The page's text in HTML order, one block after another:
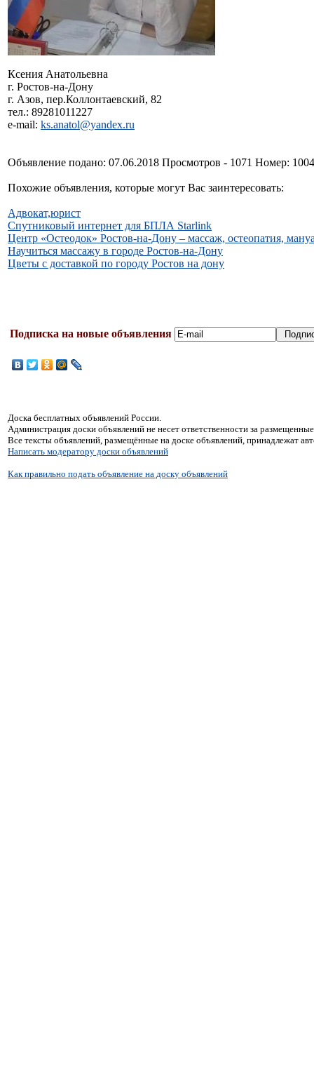
Ксения Анатольевна
г. Ростов-на-Дону
г. Азов, пер.Коллонтаевский, 82
тел.: 89281011227
e-mail: ks.anatol@yandex.ru
Объявление подано: 07.06.2018 Просмотров - 1071 Номер:
Похожие объявления, которые могут Вас заинтересовать:
Адвокат,юрист
Спутниковый интернет для БПЛА Starlink
Центр «Остеодок» Ростов-на-Дону – массаж, остеопатия,
Научиться массажу в городе Ростов-на-Дону
Цветы с доставкой по городу Ростов на дону
Подписка на новые объявления
Доска бесплатных объявлений России.
Администрация доски объявлений не несет ответственности за
Все тексты объявлений, размещённые на доске объявлений, принадлежат
Написать модератору доски объявлений
Как правильно подать объявление на доску объявлений